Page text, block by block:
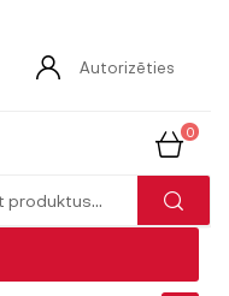
Autorizēties
0